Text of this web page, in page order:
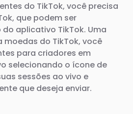
do TikTok, você precisa
que podem ser
aplicativo TikTok. Uma
moedas do TikTok, você
para criadores em
selecionando o ícone de
sessões ao vivo e
que deseja enviar.